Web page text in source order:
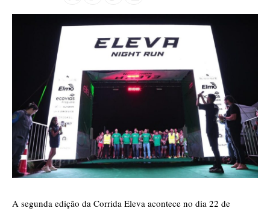
A segunda edição da Corrida Eleva acontece no dia 22 de